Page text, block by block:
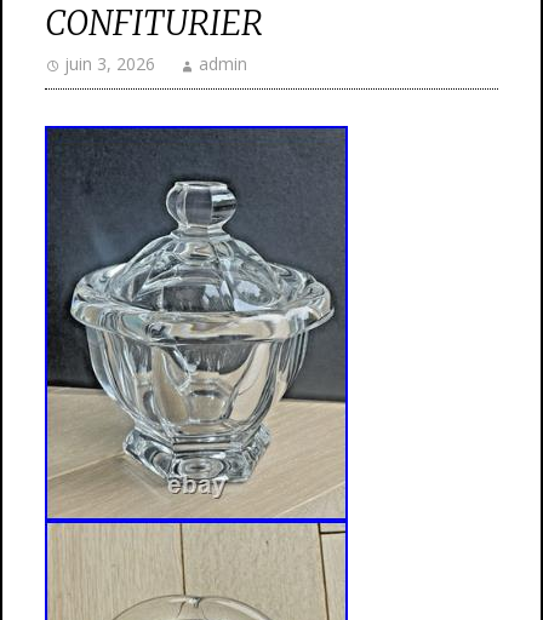
CONFITURIER
juin 3, 2026 admin